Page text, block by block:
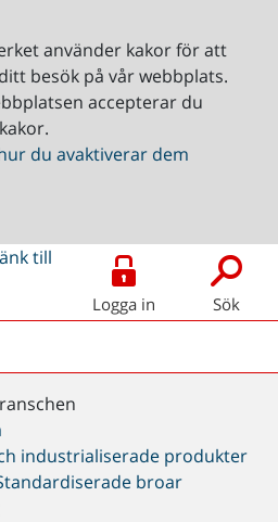
använder kakor för att
besök på vår webbplats.
accepterar du
du avaktiverar dem
Logga in Sök
industrialiserade produkter
broar